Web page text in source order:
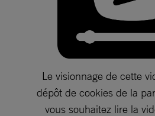
Le visionnage de cette
dépôt de cookies de la
vous souhaitez lire la